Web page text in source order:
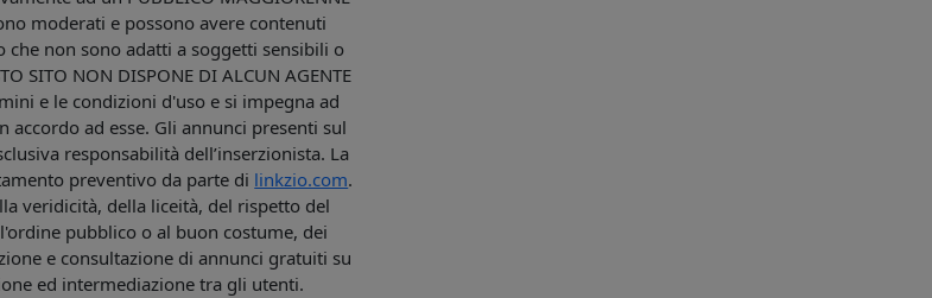
moderati e possono avere contenuti
non sono adatti a soggetti sensibili o
SITO NON DISPONE DI ALCUN AGENTE
e le condizioni d'uso e si impegna ad
ad esse. Gli annunci presenti sul
responsabilità dell’inserzionista. La
preventivo da parte di linkzio.com.
veridicità, della liceità, del rispetto del
pubblico o al buon costume, dei
e consultazione di annunci gratuiti su
ed intermediazione tra gli utenti.